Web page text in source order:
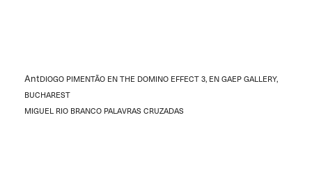
AntDIOGO PIMENTÃO EN THE DOMINO EFFECT 3, EN GAEP GALLERY,
BUCHAREST
MIGUEL RIO BRANCO PALAVRAS CRUZADAS